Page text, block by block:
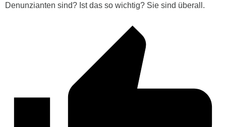
Denunzianten sind? Ist das so wichtig? Sie sind überall.